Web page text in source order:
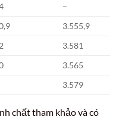
–
3.555,9
3.581
3.565
3.579
chất tham khảo và có